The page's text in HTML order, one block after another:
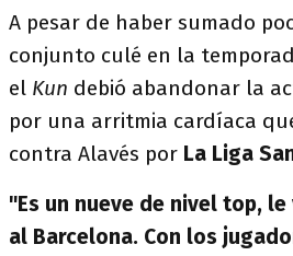
A pesar de haber sumado
conjunto culé en la
el Kun debió abandonar la
por una arritmia cardíaca
contra Alavés por La Liga
"​Es un nueve de nivel top,
al Barcelona. Con los